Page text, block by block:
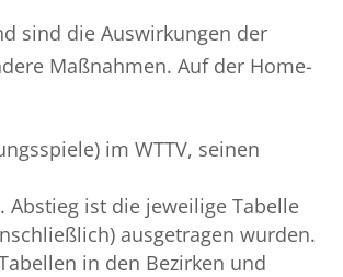
sind die Auswirkungen der
Maßnahmen. Auf der Home-
im WTTV, seinen
Abstieg ist die jeweilige Tabelle
ausgetragen wurden.
in den Bezirken und